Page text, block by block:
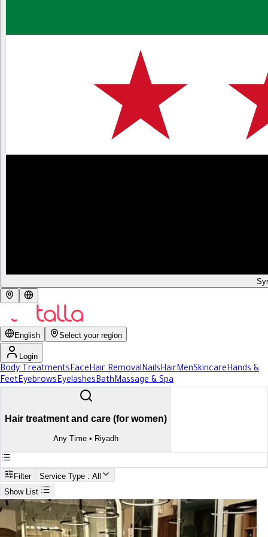
English Select your region
Login
Body TreatmentsFaceHair RemovalNailsHairMenSkincareHands &
FeetEyebrowsEyelashesBathMassage & Spa
Hair treatment and care (for women)
Any Time • Riyadh
Filter Service Type : All
Show List
Search